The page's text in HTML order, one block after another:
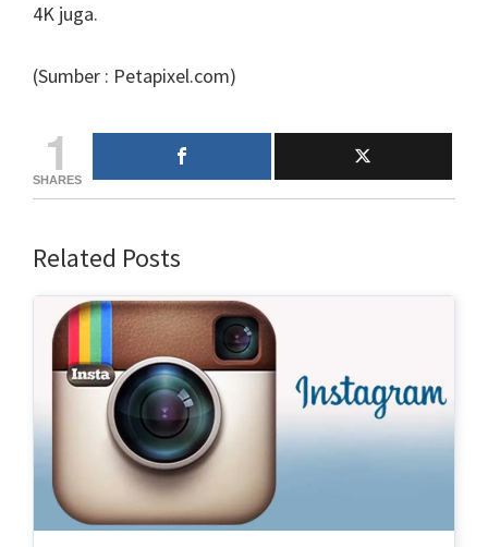
4K juga.
(Sumber : Petapixel.com)
1
SHARES
Related Posts